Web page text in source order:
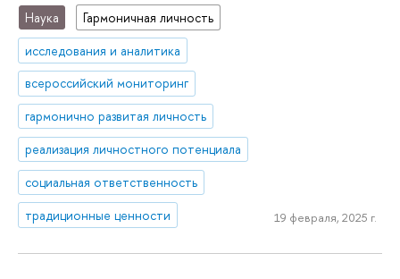
Наука
Гармоничная личность
исследования и аналитика
всероссийский мониторинг
гармонично развитая личность
реализация личностного потенциала
социальная ответственность
традиционные ценности
19 февраля, 2025 г.